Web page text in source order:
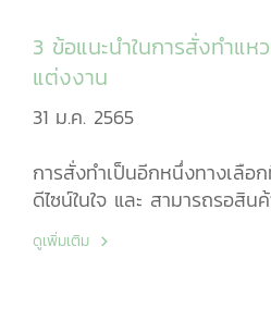
3 ข้อแนะนำในการสั่งทำแห
แต่งงาน
31 ม.ค. 2565
การสั่งทำเป็นอีกหนึ่งทางเลือ
ดีไซน์ในใจ และ สามารถรอสิน
ดูเพิ่มเติม